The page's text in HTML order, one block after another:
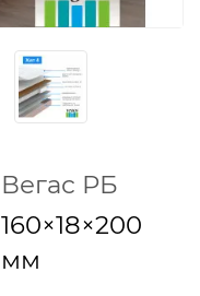
Вегас РБ
160×18×200
мм